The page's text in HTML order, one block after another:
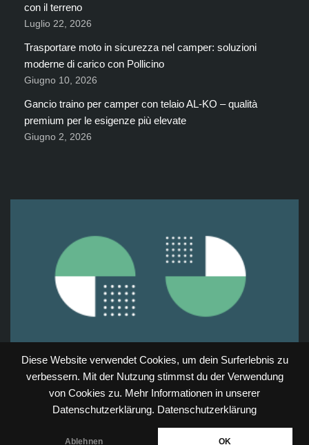
Diese Website verwendet Cookies, um dein Surferlebnis zu
verbessern. Mit der Nutzung stimmst du der Verwendung
von Cookies zu. Mehr Informationen in unserer
Datenschutzerklärung. Datenschutzerklärung
Ablehnen OK
con il terreno
Luglio 22, 2026
Trasportare moto in sicurezza nel camper: soluzioni
moderne di carico con Pollicino
Giugno 10, 2026
Gancio traino per camper con telaio AL-KO – qualità
premium per le esigenze più elevate
Giugno 2, 2026